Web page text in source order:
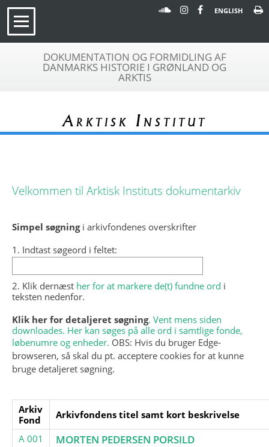
ENGLISH
DOKUMENTATION OG FORMIDLING AF
DANMARKS HISTORIE I GRØNLAND OG
ARKTIS
Arktisk Institut
Velkommen til Arktisk Instituts dokumentarkiv
Simpel søgningi arkivfondenes overskrifter
1. Indtast søgeord i feltet:
2. Klik dernæst her for at markere de(t) fundne ord i
teksten nedenfor.
Klik her for detaljeret søgning. Vent mens siden
downloades. Her kan søges på alle ord i samtlige fonde,
løbenumre og enheder. OBS: Hvis du bruger Edge-
browseren, så skal du pt. acceptere cookies for at kunne
bruge detaljeret søgning.
Arkiv
Fond
Arkivfondens titel samt kort beskrivelse
A 001
MORTEN PEDERSEN PORSILD